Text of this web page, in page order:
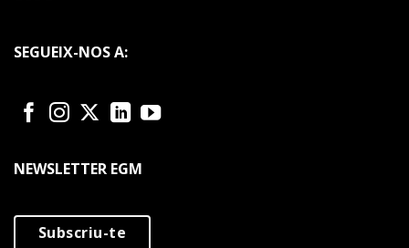
SEGUEIX-NOS A:
NEWSLETTER EGM
Subscriu-te